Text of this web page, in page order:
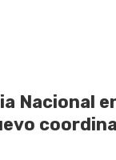
Nacional